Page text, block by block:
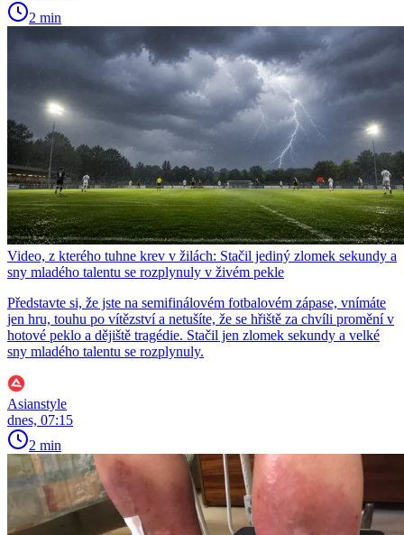
2 min
Video, z kterého tuhne krev v žilách: Stačil jediný zlomek sekundy a
sny mladého talentu se rozplynuly v živém pekle
Představte si, že jste na semifinálovém fotbalovém zápase, vnímáte
jen hru, touhu po vítězství a netušíte, že se hřiště za chvíli promění v
hotové peklo a dějiště tragédie. Stačil jen zlomek sekundy a velké
sny mladého talentu se rozplynuly.
Asianstyle
dnes, 07:15
2 min